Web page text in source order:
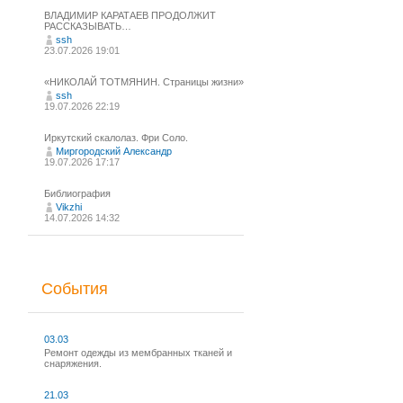
ВЛАДИМИР КАРАТАЕВ ПРОДОЛЖИТ
РАССКАЗЫВАТЬ…
ssh
23.07.2026 19:01
«НИКОЛАЙ ТОТМЯНИН. Страницы жизни»
ssh
19.07.2026 22:19
Иркутский скалолаз. Фри Соло.
Миргородский Александр
19.07.2026 17:17
Библиография
Vikzhi
14.07.2026 14:32
События
03.03
Ремонт одежды из мембранных тканей и
снаряжения.
21.03